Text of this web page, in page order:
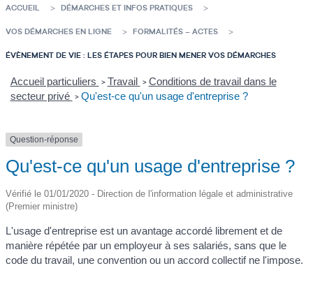
ACCUEIL DÉMARCHES ET INFOS PRATIQUES
VOS DÉMARCHES EN LIGNE FORMALITÉS – ACTES
ÉVÈNEMENT DE VIE : LES ÉTAPES POUR BIEN MENER VOS DÉMARCHES
Accueil particuliers > Travail > Conditions de travail dans le
secteur privé > Qu'est-ce qu'un usage d'entreprise ?
Question-réponse
Qu'est-ce qu'un usage d'entreprise ?
Vérifié le 01/01/2020 - Direction de l'information légale et administrative
(Premier ministre)
L'usage d'entreprise est un avantage accordé librement et de
manière répétée par un employeur à ses salariés, sans que le
code du travail, une convention ou un accord collectif ne l'impose.